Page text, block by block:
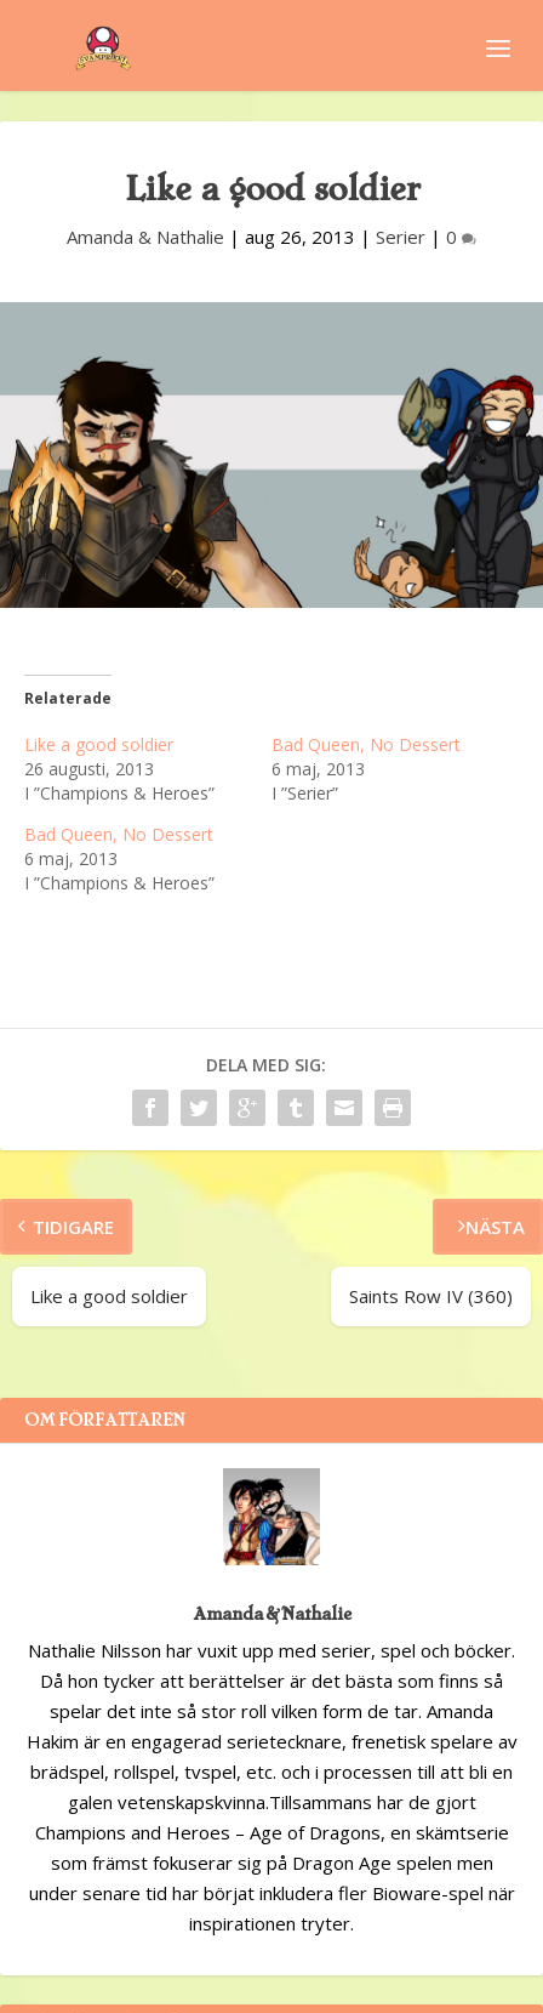
Like a good soldier
Amanda & Nathalie | aug 26, 2013 | Serier | 0
Relaterade
Like a good soldier
26 augusti, 2013
I ”Champions & Heroes”
Bad Queen, No Dessert
6 maj, 2013
I ”Serier”
Bad Queen, No Dessert
6 maj, 2013
I ”Champions & Heroes”
DELA MED SIG:
TIDIGARE
Like a good soldier
NÄSTA
Saints Row IV (360)
OM FÖRFATTAREN
Amanda & Nathalie
Nathalie Nilsson har vuxit upp med serier, spel och böcker.
Då hon tycker att berättelser är det bästa som finns så
spelar det inte så stor roll vilken form de tar. Amanda
Hakim är en engagerad serietecknare, frenetisk spelare av
brädspel, rollspel, tvspel, etc. och i processen till att bli en
galen vetenskapskvinna.Tillsammans har de gjort
Champions and Heroes – Age of Dragons, en skämtserie
som främst fokuserar sig på Dragon Age spelen men
under senare tid har börjat inkludera fler Bioware-spel när
inspirationen tryter.